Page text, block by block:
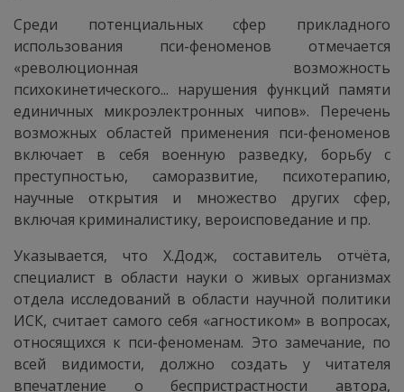
Среди потенциальных сфер прикладного
использования пси-феноменов отмечается
«революционная возможность
психокинетического... нарушения функций памяти
единичных микроэлектронных чипов». Перечень
возможных областей применения пси-феноменов
включает в себя военную разведку, борьбу с
преступностью, саморазвитие, психотерапию,
научные открытия и множество других сфер,
включая криминалистику, вероисповедание и пр.
Указывается, что X.Додж, составитель отчёта,
специалист в области науки о живых организмах
отдела исследований в области научной политики
ИСК, считает самого себя «агностиком» в вопросах,
относящихся к пси-феноменам. Это замечание, по
всей видимости, должно создать у читателя
впечатление о беспристрастности автора,